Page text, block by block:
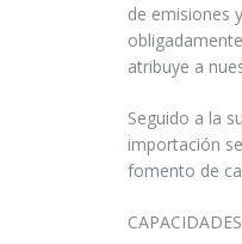
de emisiones
atribuye a
Seguido a la
importación
fomento de